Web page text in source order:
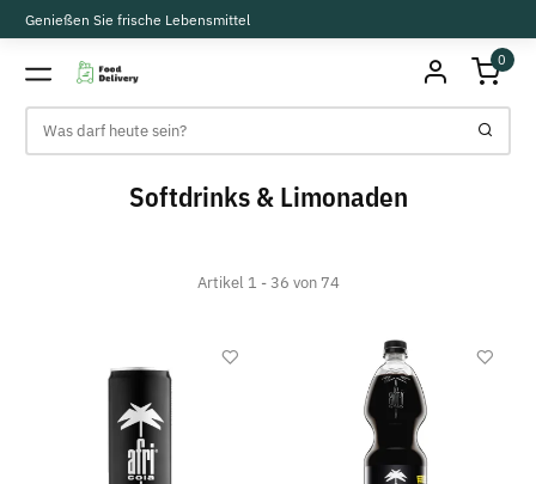
Genießen Sie frische Lebensmittel
0
Softdrinks & Limonaden
Artikel 1 - 36 von 74